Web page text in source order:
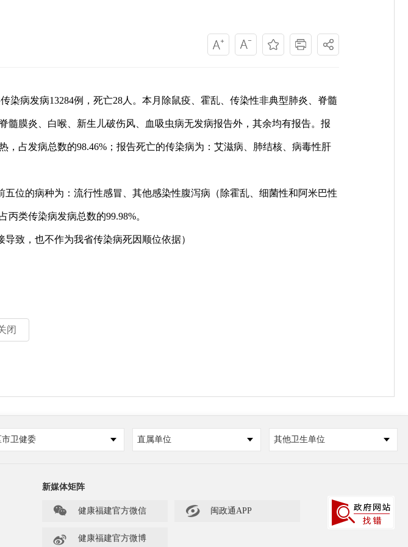
染病发病13284例，死亡28人。本月除鼠疫、霍乱、传染性非典型肺炎、脊髓
膜炎、白喉、新生儿破伤风、血吸虫病无发病报告外，其余均有报告。报
，占发病总数的98.46% ；报告死亡的传染病为：艾滋病、肺结核、病毒性肝
五位的病种为：流行性感冒、其他感染性腹泻病（除霍乱、细菌性和阿米巴性
丙类传染病发病总数的99.98%。
致，也不作为我省传染病死因顺位依据）
闭
市卫健委 直属单位 其他卫生单位
新媒体矩阵
 健康福建官方微信  闽政通APP
 健康福建官方微博